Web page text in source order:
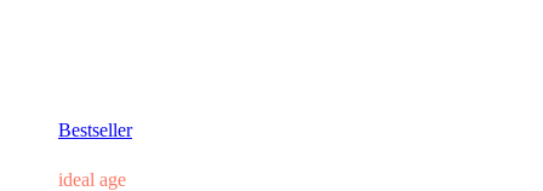
Bestseller
ideal age